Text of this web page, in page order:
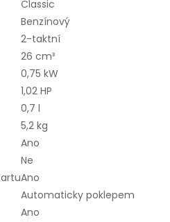
Classic
Benzínový
2-taktní
26 cm³
0,75 kW
1,02 HP
0,7 l
5,2 kg
Ano
Ne
Ano
Automaticky poklepem
Ano